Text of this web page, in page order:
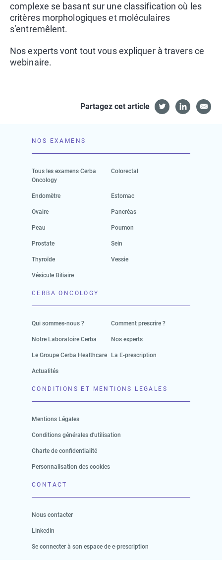
complexe se basant sur une classification où les
critères morphologiques et moléculaires
s’entremêlent.
Nos experts vont tout vous expliquer à travers ce
webinaire.
Partagez cet article
NOS EXAMENS
Tous les examens Cerba
Oncology
Colorectal
Endomètre Estomac
Ovaire Pancréas
Peau Poumon
Prostate Sein
Thyroïde Vessie
Vésicule Biliaire
CERBA ONCOLOGY
Qui sommes-nous ? Comment prescrire ?
Notre Laboratoire Cerba Nos experts
Le Groupe Cerba Healthcare La E-prescription
Actualités
CONDITIONS ET MENTIONS LEGALES
Mentions Légales
Conditions générales d'utilisation
Charte de confidentialité
Personnalisation des cookies
CONTACT
Nous contacter
Linkedin
Se connecter à son espace de e-prescription